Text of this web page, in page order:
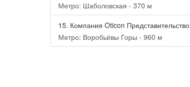
Метро: Шаболовская - 370 м
15. Компания Oticon Представительство
Метро: Воробьёвы Горы - 960 м